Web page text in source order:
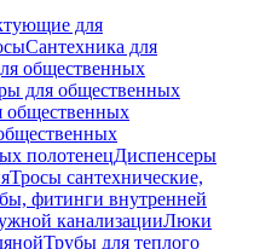
для
Сантехника для
общественных
для общественных
общественных
полотенецДиспенсеры
Тросы сантехнические,
фитинги внутренней
канализацииЛюки
Трубы для теплого